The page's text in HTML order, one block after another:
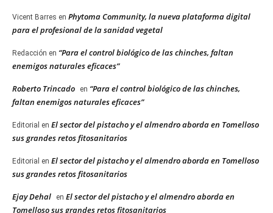
Vicent Barres en Phytoma Community, la nueva plataforma digital
para el profesional de la sanidad vegetal
Redacción en “Para el control biológico de las chinches, faltan
enemigos naturales eficaces”
Roberto Trincado en “Para el control biológico de las chinches,
faltan enemigos naturales eficaces”
Editorial en El sector del pistacho y el almendro aborda en Tomelloso
sus grandes retos fitosanitarios
Editorial en El sector del pistacho y el almendro aborda en Tomelloso
sus grandes retos fitosanitarios
Ejay Dehal en El sector del pistacho y el almendro aborda en
Tomelloso sus grandes retos fitosanitarios